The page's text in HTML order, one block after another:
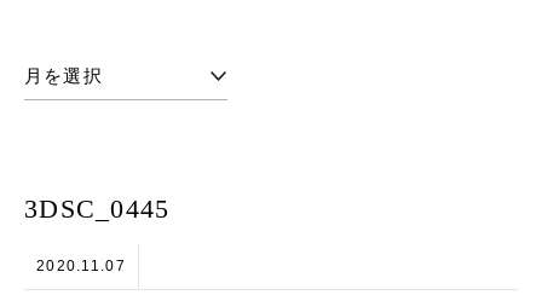
3DSC_0445
2020.11.07